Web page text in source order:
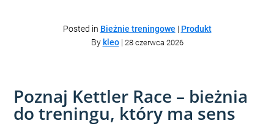
Posted in Bieżnie treningowe | Produkt
By kleo| 28 czerwca 2026
Poznaj Kettler Race – bieżnia
do treningu, który ma sens